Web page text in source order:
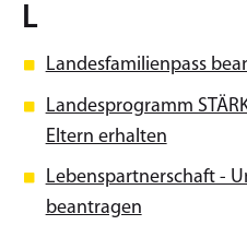
L
Landesfamilienpass
Landesprogramm
Eltern erhalten
Lebenspartnerschaft -
beantragen